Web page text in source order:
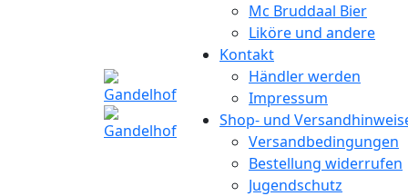
Mc Bruddaal Bier
Liköre und andere
Kontakt
Händler werden
Impressum
Shop- und
Versandbedingungen
Bestellung widerrufen
Jugendschutz